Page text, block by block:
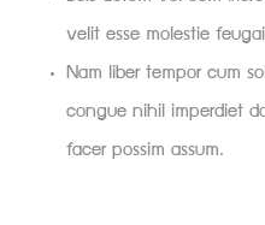
velit esse molestie
Nam liber tempor cum
congue nihil imperdiet
facer possim assum.